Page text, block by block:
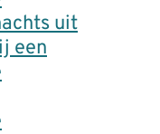
uit
een